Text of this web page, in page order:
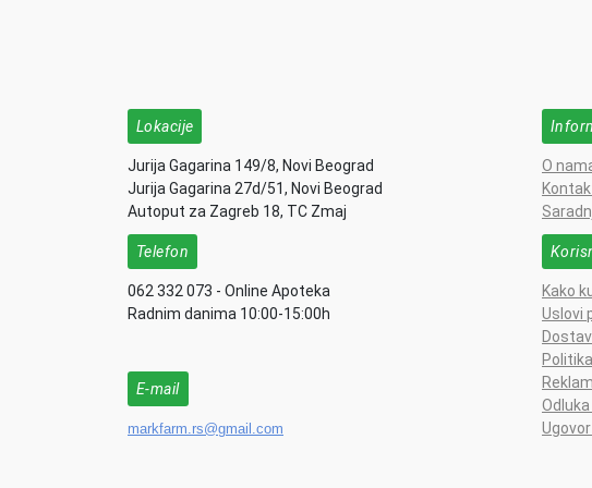
Lokacije
Jurija Gagarina 149/8, Novi Beograd
Jurija Gagarina 27d/51, Novi Beograd
Autoput za Zagreb 18, TC Zmaj
Telefon
062 332 073 - Online Apoteka
Radnim danima 10:00-15:00h
E-mail
markfarm.rs@gmail.com
O
Kako
Uslovi